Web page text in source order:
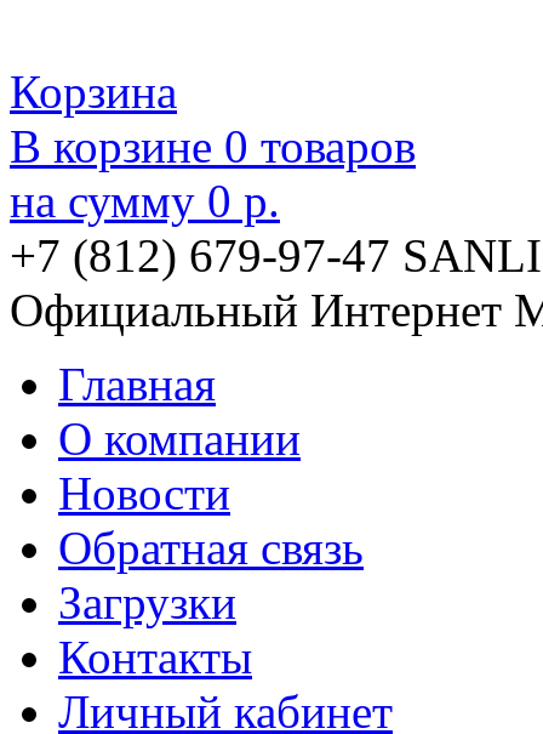
Корзина
В корзине 0 товаров
на сумму 0 р.
+7 (812) 679-97-47
Официальный Интернет
Главная
О компании
Новости
Обратная связь
Загрузки
Контакты
Личный кабинет